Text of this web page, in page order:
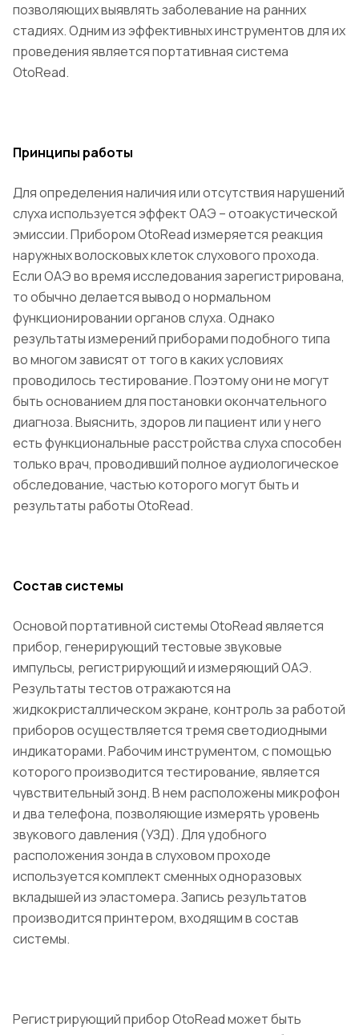
позволяющих выявлять заболевание на ранних
стадиях. Одним из эффективных инструментов для их
проведения является портативная система
OtoRead.
Принципы работы
Для определения наличия или отсутствия нарушений
слуха используется эффект ОАЭ – отоакустической
эмиссии. Прибором OtoRead измеряется реакция
наружных волосковых клеток слухового прохода.
Если ОАЭ во время исследования зарегистрирована,
то обычно делается вывод о нормальном
функционировании органов слуха. Однако
результаты измерений приборами подобного типа
во многом зависят от того в каких условиях
проводилось тестирование. Поэтому они не могут
быть основанием для постановки окончательного
диагноза. Выяснить, здоров ли пациент или у него
есть функциональные расстройства слуха способен
только врач, проводивший полное аудиологическое
обследование, частью которого могут быть и
результаты работы OtoRead.
Состав системы
Основой портативной системы OtoRead является
прибор, генерирующий тестовые звуковые
импульсы, регистрирующий и измеряющий ОАЭ.
Результаты тестов отражаются на
жидкокристаллическом экране, контроль за работой
приборов осуществляется тремя светодиодными
индикаторами. Рабочим инструментом, с помощью
которого производится тестирование, является
чувствительный зонд. В нем расположены микрофон
и два телефона, позволяющие измерять уровень
звукового давления (УЗД). Для удобного
расположения зонда в слуховом проходе
используется комплект сменных одноразовых
вкладышей из эластомера. Запись результатов
производится принтером, входящим в состав
системы.
Регистрирующий прибор OtoRead может быть